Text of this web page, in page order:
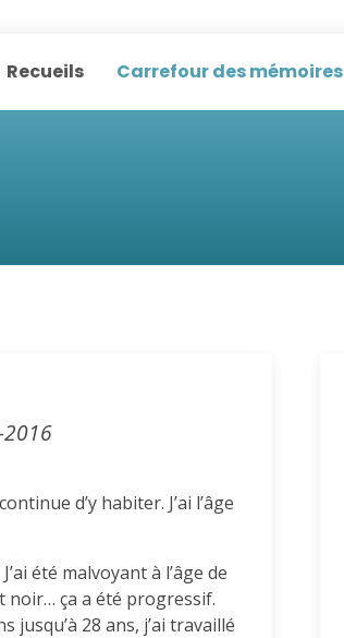
Recueils Carrefour des mémoires
2016
d’y habiter. J’ai l’âge
été malvoyant à l’âge de
noir… ça a été progressif.
jusqu’à 28 ans, j’ai travaillé